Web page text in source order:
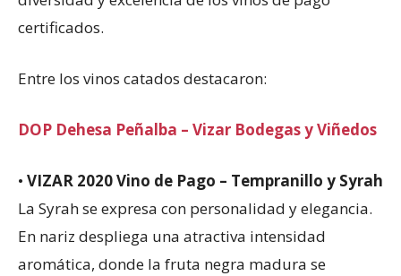
certificados.
Entre los vinos catados destacaron:
DOP Dehesa Peñalba – Vizar Bodegas y Viñedos
• VIZAR 2020 Vino de Pago – Tempranillo y Syrah
La Syrah se expresa con personalidad y elegancia.
En nariz despliega una atractiva intensidad
aromática, donde la fruta negra madura se